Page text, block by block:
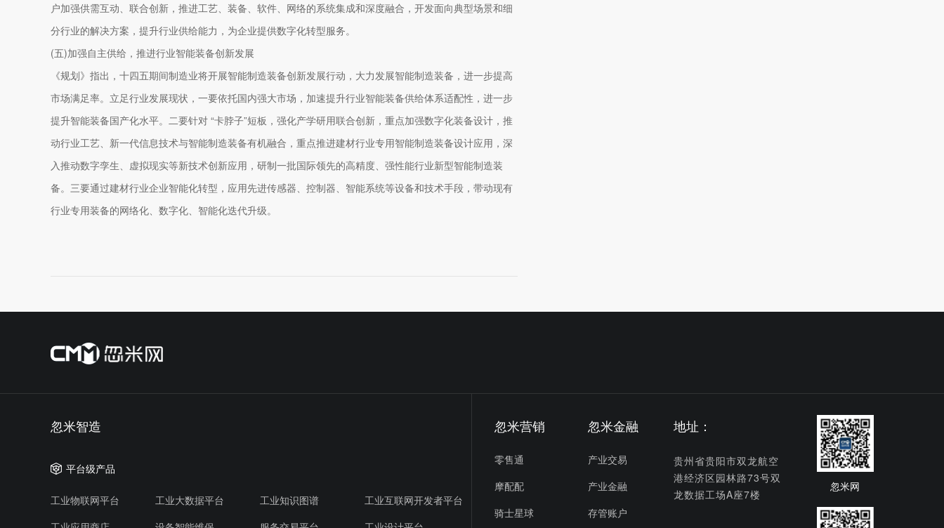
户加强供需互动、联合创新，推进工艺、装备、软件、网络的系统集成和深度融合，开发面向典型场景和细
分行业的解决方案，提升行业供给能力，为企业提供数字化转型服务。
(五)加强自主供给，推进行业智能装备创新发展
《规划》指出，十四五期间制造业将开展智能制造装备创新发展行动，大力发展智能制造装备，进一步提高
市场满足率。立足行业发展现状，一要依托国内强大市场，加速提升行业智能装备供给体系适配性，进一步
提升智能装备国产化水平。二要针对 “卡脖子”短板，强化产学研用联合创新，重点加强数字化装备设计，推
动行业工艺、新一代信息技术与智能制造装备有机融合，重点推进建材行业专用智能制造装备设计应用，深
入推动数字孪生、虚拟现实等新技术创新应用，研制一批国际领先的高精度、强性能行业新型智能制造装
备。三要通过建材行业企业智能化转型，应用先进传感器、控制器、智能系统等设备和技术手段，带动现有
行业专用装备的网络化、数字化、智能化迭代升级。
忽米智造
平台级产品
工业物联网平台 工业大数据平台 工业知识图谱
工业互联网开发者平台
忽米营销
零售通
摩配配
骑士星球
忽米金融
产业交易
产业金融
存管账户
地址：
贵州省贵阳市双龙航空
港经济区园林路73号双
龙数据工场A座7楼
忽米网